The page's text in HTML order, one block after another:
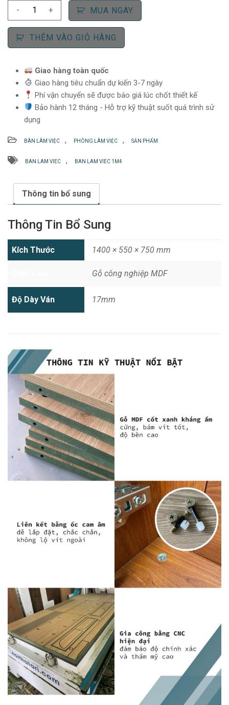
₫2,250,000.
tại
là:
₫2,100,000.
việc
1m4
AD14-
lượng
+
- MUA NGAY
THÊM VÀO GIỎ HÀNG
Giao hàng toàn quốc
Giao hàng tiêu chuẩn dự kiến 3-7 ngày
Phí vận chuyển sẽ được báo giá lúc chốt thiết kế
Bảo hành 12 tháng - Hỗ trợ kỹ thuật suốt quá trình sử
dụng
BÀN LÀM VIỆC , PHÒNG LÀM VIỆC , SẢN PHẨM
BAN LAM VIEC , BAN LAM VIEC 1M4
Thông tin bổ sung
Thông Tin Bổ Sung
Kích Thước 1400 × 550 × 750 mm
Gỗ công nghiệp MDF
Độ Dày Ván 17mm